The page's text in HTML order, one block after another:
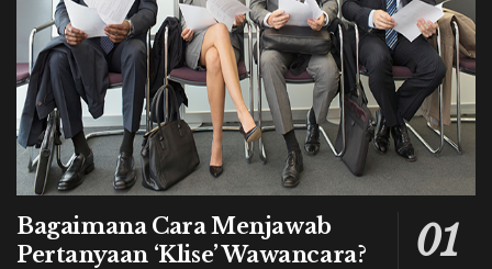
Bagaimana Cara Menjawab
Pertanyaan ‘Klise’ Wawancara?